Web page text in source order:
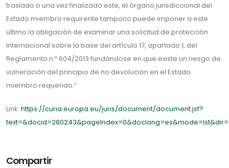
traslado o una vez finalizado este, el órgano jurisdiccional del
Estado miembro requirente tampoco puede imponer a este
último la obligación de examinar una solicitud de protección
internacional sobre la base del artículo 17, apartado 1, del
Reglamento n.º 604/2013 fundándose en que existe un riesgo de
vulneración del principio de no devolución en el Estado
miembro requerido.”
Link: https://curia.europa.eu/juris/document/document.jsf?
Compartir